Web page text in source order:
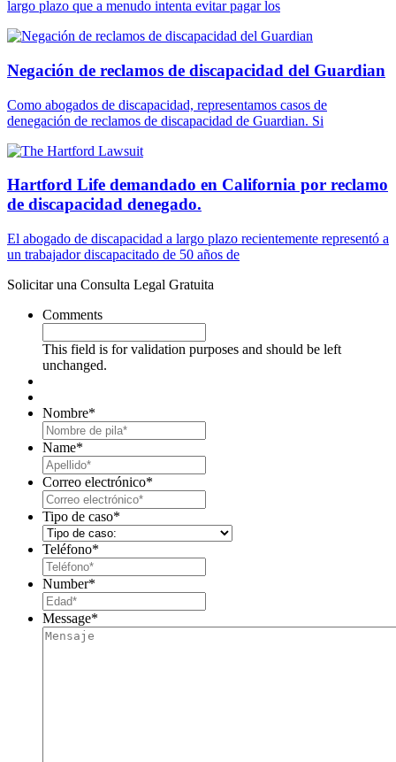
largo plazo que a menudo intenta evitar pagar los
Negación de reclamos de discapacidad del Guardian
Como abogados de discapacidad, representamos casos de
denegación de reclamos de discapacidad de Guardian. Si
Hartford Life demandado en California por reclamo
de discapacidad denegado.
El abogado de discapacidad a largo plazo recientemente representó a
un trabajador discapacitado de 50 años de
Solicitar una Consulta Legal Gratuita
Comments
This field is for validation purposes and should be left
unchanged.
Nombre*
Name*
Correo electrónico*
Tipo de caso*
Teléfono*
Number*
Message*